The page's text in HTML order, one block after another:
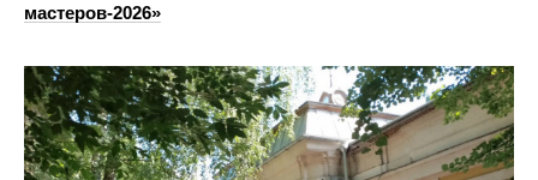
мастеров-2026»